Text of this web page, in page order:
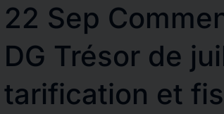
22 Sep
DG Trésor de
tarification et